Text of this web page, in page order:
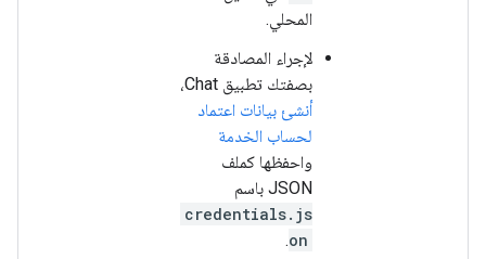
المحلي.
لإجراء المصادقة
بصفتك تطبيق Chat،
أنشئ بيانات اعتماد
لحساب الخدمة
واحفظها كملف
JSON باسم
credentials.js
on
.